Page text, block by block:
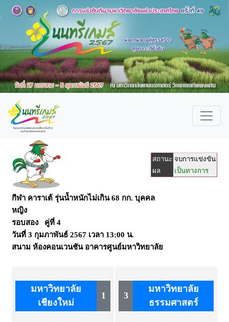
สถานะ จบการแข่งขัน
ผล
เป็นทางการ
กีฬา คาราเต้ รุ่นน้ำหนักไม่เกิน 68 กก. บุคคล
หญิง
รอบสอง คู่ที่ 4
วันที่ 3 กุมภาพันธ์ 2567 เวลา 13:00 น.
สนาม ห้องคอนเวนชัน อาคารศูนย์มหาวิทยาลัย
มหาวิทยาลัย
เชียงใหม่
1 3
มหาวิทยาลัย
ธรรมศาสตร์